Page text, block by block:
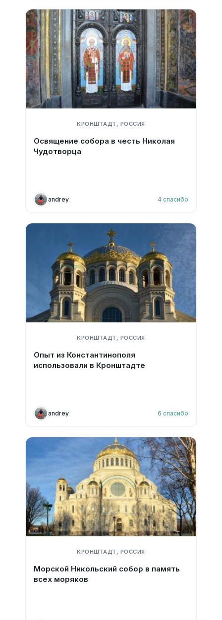
КРОНШТАДТ, РОССИЯ
Освящение собора в честь Николая
Чудотворца
andrey 4 спасибо
КРОНШТАДТ, РОССИЯ
Опыт из Константинополя
использовали в Кронштадте
andrey 6 спасибо
КРОНШТАДТ, РОССИЯ
Морской Никольский собор в память
всех моряков